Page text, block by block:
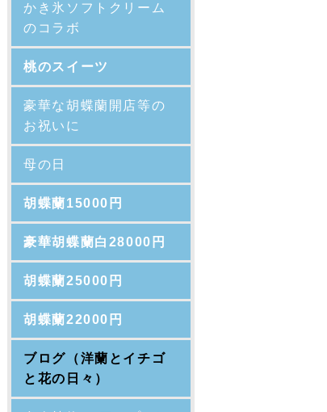
かき氷ソフトクリーム
のコラボ
桃のスイーツ
豪華な胡蝶蘭開店等の
お祝いに
母の日
胡蝶蘭15000円
豪華胡蝶蘭白28000円
胡蝶蘭25000円
胡蝶蘭22000円
ブログ（洋蘭とイチゴ
と花の日々）